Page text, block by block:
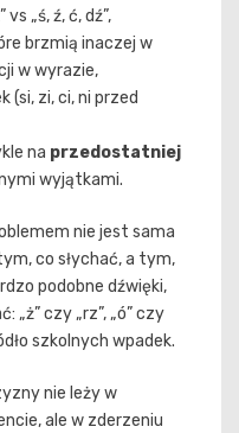
„ś, ź, ć, dź”,
brzmią inaczej w
w wyrazie,
(si, zi, ci, ni przed
na przedostatniej
wyjątkami.
nie jest sama
co słychać, a tym,
podobne dźwięki,
„ż” czy „rz”, „ó” czy
szkolnych wpadek.
nie leży w
ale w zderzeniu